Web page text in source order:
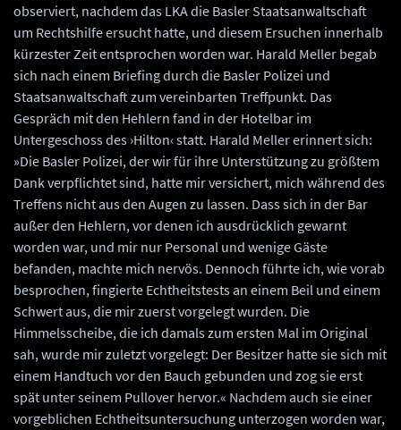
observiert, nachdem das LKA die Basler Staatsanwaltschaft
um Rechtshilfe ersucht hatte, und diesem Ersuchen innerhalb
kürzester Zeit entsprochen worden war. Harald Meller begab
sich nach einem Briefing durch die Basler Polizei und
Staatsanwaltschaft zum vereinbarten Treffpunkt. Das
Gespräch mit den Hehlern fand in der Hotelbar im
Untergeschoss des ›Hilton‹ statt. Harald Meller erinnert sich:
»Die Basler Polizei, der wir für ihre Unterstützung zu größtem
Dank verpflichtet sind, hatte mir versichert, mich während des
Treffens nicht aus den Augen zu lassen. Dass sich in der Bar
außer den Hehlern, vor denen ich ausdrücklich gewarnt
worden war, und mir nur Personal und wenige Gäste
befanden, machte mich nervös. Dennoch führte ich, wie vorab
besprochen, fingierte Echtheitstests an einem Beil und einem
Schwert aus, die mir zuerst vorgelegt wurden. Die
Himmelsscheibe, die ich damals zum ersten Mal im Original
sah, wurde mir zuletzt vorgelegt: Der Besitzer hatte sie sich mit
einem Handtuch vor den Bauch gebunden und zog sie erst
spät unter seinem Pullover hervor.« Nachdem auch sie einer
vorgeblichen Echtheitsuntersuchung unterzogen worden war,